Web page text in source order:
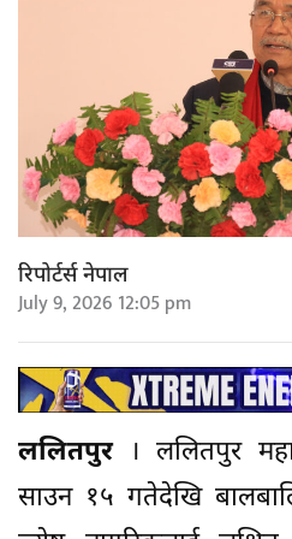
रिपोर्टर्स नेपाल
July 9, 2026 12:05 pm
ललितपुर । ललितपुर
साउन १५ गतेदेखि